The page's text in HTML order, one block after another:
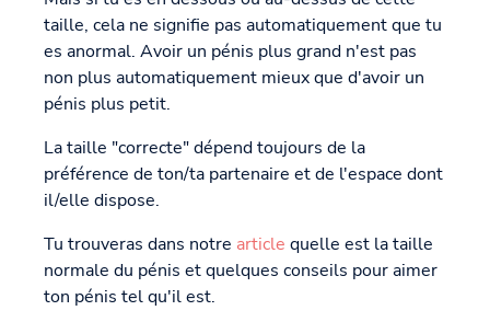
taille, cela ne signifie pas automatiquement que tu
es anormal. Avoir un pénis plus grand n'est pas
non plus automatiquement mieux que d'avoir un
pénis plus petit.
La taille "correcte" dépend toujours de la
préférence de ton/ta partenaire et de l'espace dont
il/elle dispose.
Tu trouveras dans notre article quelle est la taille
normale du pénis et quelques conseils pour aimer
ton pénis tel qu'il est.